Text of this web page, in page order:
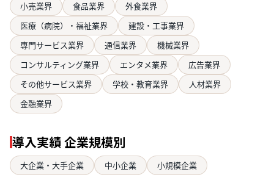
小売業界 食品業界
外食業界
医療（病院）・福祉業界
建設・工事業界
専門サービス業界
通信業界
機械業界
コンサルティング業界
エンタメ業界
広告業界
その他サービス業界
学校・教育業界
人材業界
金融業界
導入実績 企業規模別
大企業・大手企業 中小企業 小規模企業